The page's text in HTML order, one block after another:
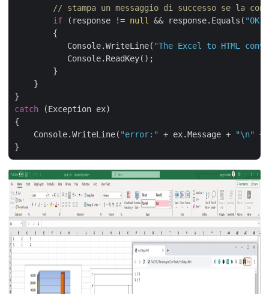
// stampa un messaggio di successo se la
if (response != null && response.Equals( "OK"
        {
           Console.WriteLine(
"The Excel to HTML
           Console.ReadKey();
        }
    }
catch (Exception ex)
{
    Console.WriteLine(
"error:" + ex.Message + "\n"
+